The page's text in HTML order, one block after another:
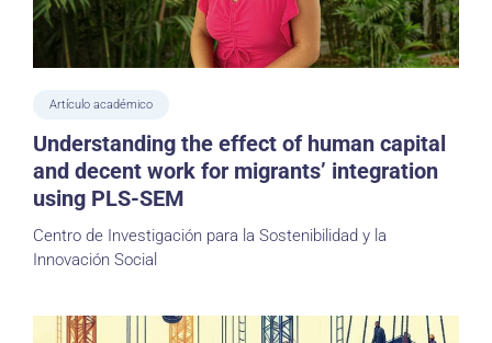
Artículo académico
Understanding the effect of human capital
and decent work for migrants’ integration
using PLS-SEM
Centro de Investigación para la Sostenibilidad y la
Innovación Social